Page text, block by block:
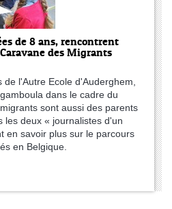
de 8 ans, rencontrent
des Migrants
de l'Autre Ecole d'Auderghem,
dans le cadre du
sont aussi des parents
les deux « journalistes d'un
en savoir plus sur le parcours
en Belgique.